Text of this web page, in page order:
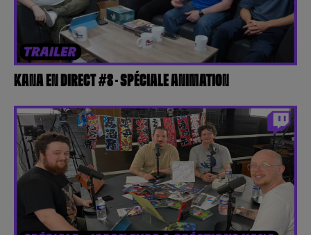
KANA EN DIRECT #8 – SPÉCIALE ANIMATION